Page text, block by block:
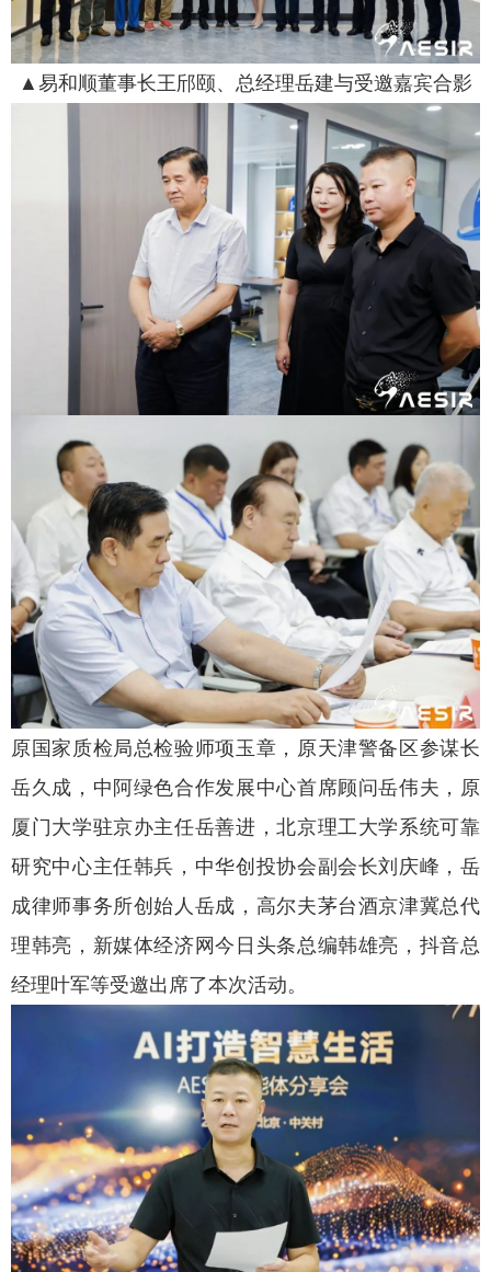
▲易和顺董事长王邤颐、总经理岳建与受邀嘉宾合影
原国家质检局总检验师项玉章，原天津警备区参谋长
岳久成，中阿绿色合作发展中心首席顾问岳伟夫，原
厦门大学驻京办主任岳善进，北京理工大学系统可靠
研究中心主任韩兵，中华创投协会副会长刘庆峰，岳
成律师事务所创始人岳成，高尔夫茅台酒京津冀总代
理韩亮，新媒体经济网今日头条总编韩雄亮，抖音总
经理叶军等受邀出席了本次活动。